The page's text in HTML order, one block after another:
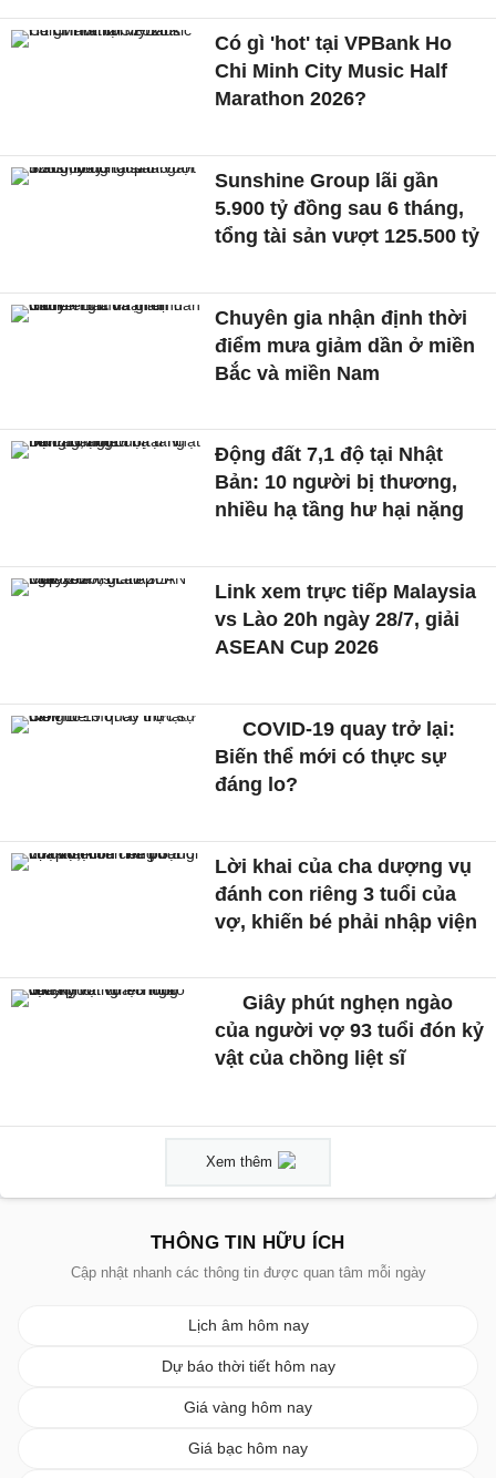
Có gì 'hot' tại VPBank Ho
Chi Minh City Music Half
Marathon 2026?
Sunshine Group lãi gần
5.900 tỷ đồng sau 6 tháng,
tổng tài sản vượt 125.500 tỷ
Chuyên gia nhận định thời
điểm mưa giảm dần ở miền
Bắc và miền Nam
Động đất 7,1 độ tại Nhật
Bản: 10 người bị thương,
nhiều hạ tầng hư hại nặng
Link xem trực tiếp Malaysia
vs Lào 20h ngày 28/7, giải
ASEAN Cup 2026
COVID-19 quay trở lại:
Biến thể mới có thực sự
đáng lo?
Lời khai của cha dượng vụ
đánh con riêng 3 tuổi của
vợ, khiến bé phải nhập viện
Giây phút nghẹn ngào
của người vợ 93 tuổi đón kỷ
vật của chồng liệt sĩ
Xem thêm
THÔNG TIN HỮU ÍCH
Cập nhật nhanh các thông tin được quan tâm mỗi ngày
Lịch âm hôm nay
Dự báo thời tiết hôm nay
Giá vàng hôm nay
Giá bạc hôm nay